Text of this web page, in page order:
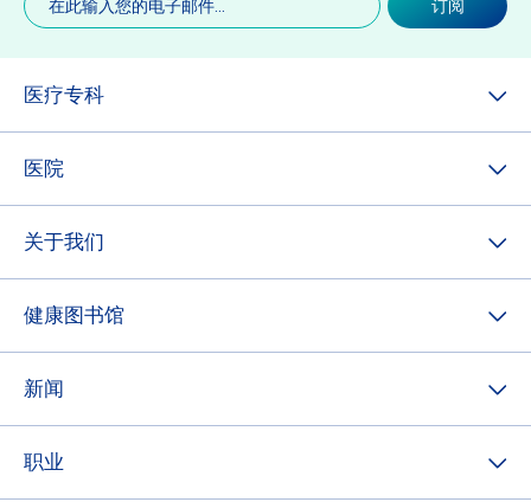
子
邮
件
填)
订阅
医疗专科
医院
关于我们
健康图书馆
新闻
职业